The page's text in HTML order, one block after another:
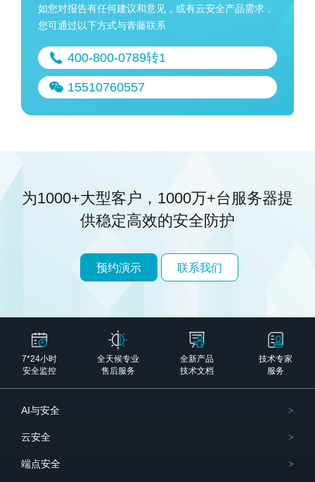
如您对报告有任何建议和意见，或有云安全产品需求，
您可通过以下方式与青藤联系
400-800-0789转1
15510760557
为1000+大型客户，1000万+台服务器提
供稳定高效的安全防护
预约演示 联系我们
7*24小时
安全监控
全天候专业
售后服务
全新产品
技术文档
技术专家
服务
AI与安全
云安全
端点安全